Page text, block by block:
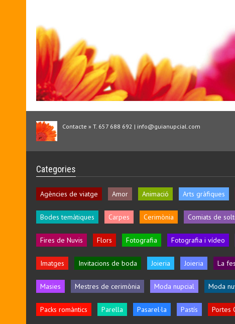
Contacte » T. 657 688 692 | info@guianupcial.com
Categories
Agències de viatge Amor Animació Arts gràfiques
Bodes temàtiques Carpes Cerimònia Comiats de
Fires de Nuvis Flors Fotografia Fotografia i vídeo
Imatges Invitacions de boda Joieria Joieria La
Masies Mestres de cerimònia Moda nupcial Moda
Packs romàntics Parella Pasarel·la Pastís Portes